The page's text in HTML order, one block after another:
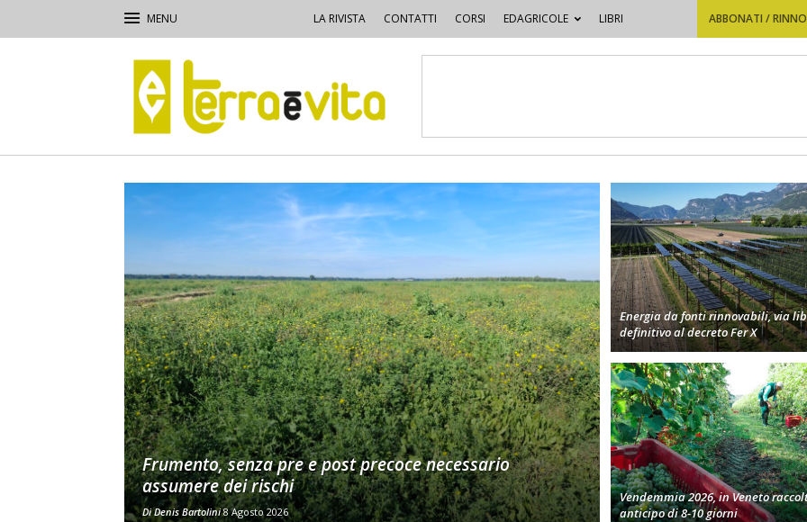
LA RIVISTA CONTATTI CORSI EDAGRICOLE LIBRI ABBONATI /
e
Vita
Frumento, senza pre e post precoce necessario
assumere dei rischi
DiDenis Bartolini 8 Agosto 2026
Energia da fonti rinnovabili, via
definitivo al decreto Fer X
Vendemmia 2026, in Veneto
anticipo di 8-10 giorni